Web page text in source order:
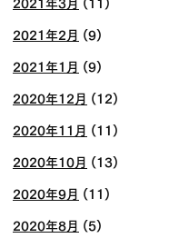
2021年2月 (9)
2021年1月 (9)
2020年12月 (12)
2020年11月 (11)
2020年10月 (13)
2020年9月 (11)
2020年8月 (5)